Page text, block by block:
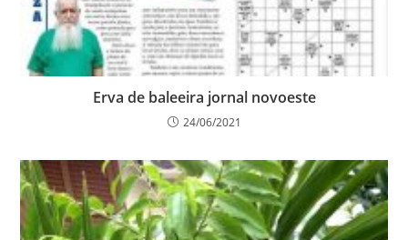
Erva de baleeira jornal novoeste
24/06/2021